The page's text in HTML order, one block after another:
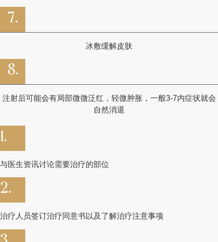
7.
冰敷缓解皮肤
8.
注射后可能会有局部微微泛红，轻微肿胀，一般3-7内症状就会
自然消退
1.
与医生资讯讨论需要治疗的部位
2.
治疗人员签订治疗同意书以及了解治疗注意事项